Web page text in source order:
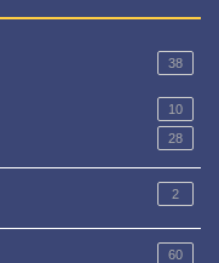
38
10
28
2
60